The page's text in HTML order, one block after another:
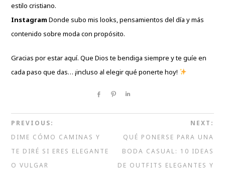
estilo cristiano.
Instagram Donde subo mis looks, pensamientos del día y más
contenido sobre moda con propósito.
Gracias por estar aquí. Que Dios te bendiga siempre y te guíe en
cada paso que das… ¡incluso al elegir qué ponerte hoy!
Share Pin
PREVIOUS:
DIME CÓMO CAMINAS Y
TE DIRÉ SI ERES ELEGANTE
O VULGAR
NEXT:
QUÉ PONERSE PARA UNA
BODA CASUAL: 10 IDEAS
DE OUTFITS ELEGANTES Y